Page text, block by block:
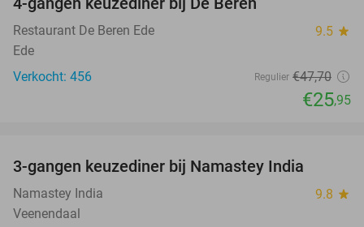
Restaurant De Beren Ede 9.5 star
Ede
Verkocht: 456
Regulier €47,70
€25,95
3-gangen keuzediner bij Namastey India
Namastey India 9.8 star
Veenendaal